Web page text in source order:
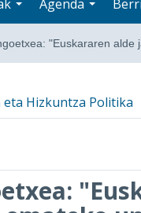
Agenda
"Euskararen alde
Hizkuntza Politika